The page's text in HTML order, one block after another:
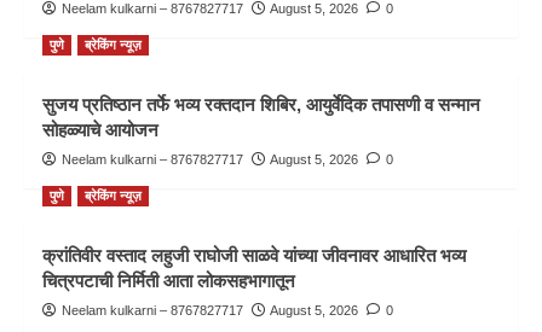
Neelam kulkarni – 8767827717 August 5, 2026 0
पुणे ब्रेकिंग न्यूज़
सुजय प्रतिष्ठान तर्फे भव्य रक्तदान शिबिर, आयुर्वेदिक तपासणी व सन्मान
सोहळ्याचे आयोजन
Neelam kulkarni – 8767827717 August 5, 2026 0
पुणे ब्रेकिंग न्यूज़
क्रांतिवीर वस्ताद लहुजी राघोजी साळवे यांच्या जीवनावर आधारित भव्य
चित्रपटाची निर्मिती आता लोकसहभागातून
Neelam kulkarni – 8767827717 August 5, 2026 0